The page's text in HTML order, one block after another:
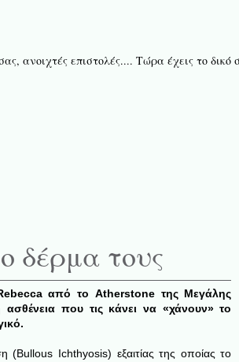
ανοιχτές επιστολές.... Τώρα έχεις το
δέρμα τους
από το Atherstone της Μεγάλης
που τις κάνει να «χάνουν» το
(Bullous Ichthyosis) εξαιτίας της οποίας το